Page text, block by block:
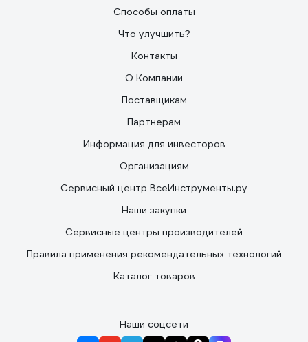
Способы оплаты
Что улучшить?
Контакты
О Компании
Поставщикам
Партнерам
Информация для инвесторов
Организациям
Сервисный центр ВсеИнструменты.ру
Наши закупки
Сервисные центры производителей
Правила применения рекомендательных технологий
Каталог товаров
Наши соцсети